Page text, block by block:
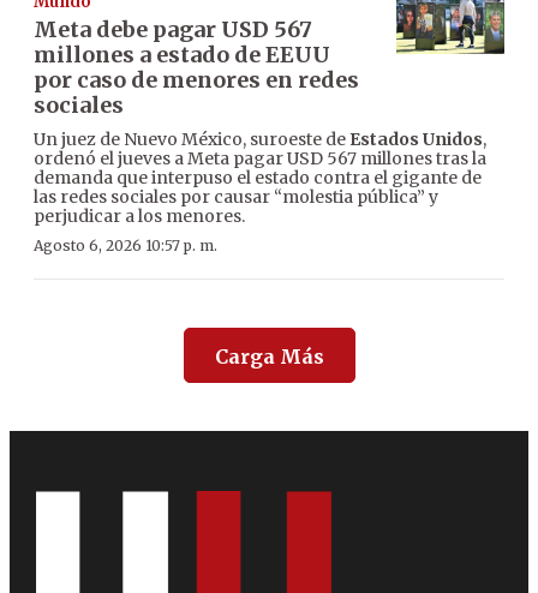
Meta debe pagar USD 567
millones a estado de EEUU
por caso de menores en redes
sociales
Un juez de Nuevo México, suroeste de Estados Unidos,
ordenó el jueves a Meta pagar USD 567 millones tras la
demanda que interpuso el estado contra el gigante de
las redes sociales por causar “molestia pública” y
perjudicar a los menores.
Agosto 6, 2026 10:57 p. m.
Carga Más